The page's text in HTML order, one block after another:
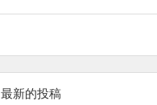
最新的投稿